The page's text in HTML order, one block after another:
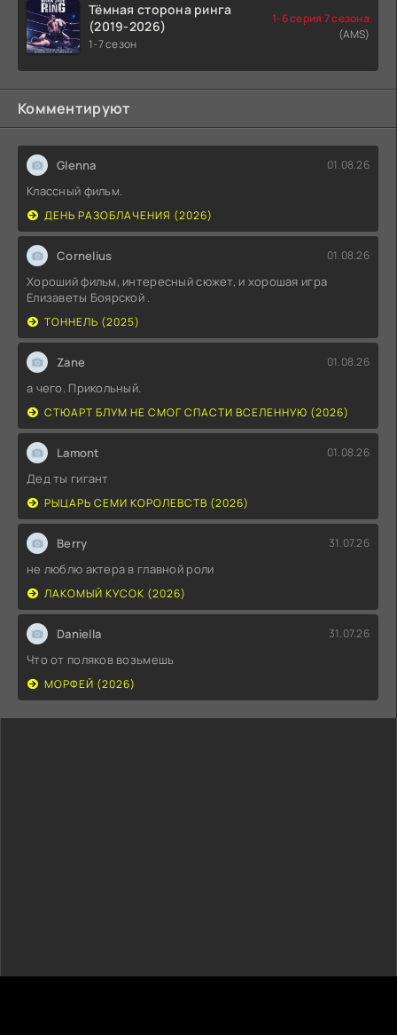
Тёмная сторона ринга
(2019-2026)
1-7 сезон
1-6 серия 7 сезона
(AMS)
Комментируют
Glenna 01.08.26
Классный фильм.
ДЕНЬ РАЗОБЛАЧЕНИЯ (2026)
Cornelius 01.08.26
Хороший фильм, интересный сюжет, и хорошая игра
Елизаветы Боярской .
ТОННЕЛЬ (2025)
Zane 01.08.26
а чего. Прикольный.
СТЮАРТ БЛУМ НЕ СМОГ СПАСТИ ВСЕЛЕННУЮ (2026)
Lamont 01.08.26
Дед ты гигант
РЫЦАРЬ СЕМИ КОРОЛЕВСТВ (2026)
Berry 31.07.26
не люблю актера в главной роли
ЛАКОМЫЙ КУСОК (2026)
Daniella 31.07.26
Что от поляков возьмешь
МОРФЕЙ (2026)